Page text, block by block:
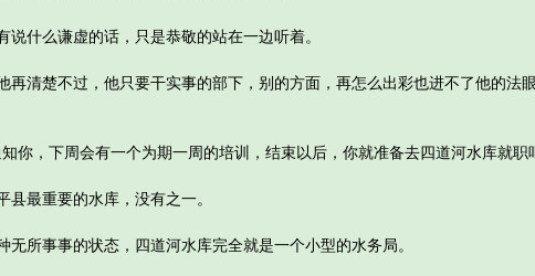
什么谦虚的话，只是恭敬的站在一边听着。
清楚不过，他只要干实事的部下，别的方面，再怎么出彩也进不了他的法
，下周会有一个为期一周的培训，结束以后，你就准备去四道河水库就职
最重要的水库，没有之一。
所事事的状态，四道河水库完全就是一个小型的水务局。